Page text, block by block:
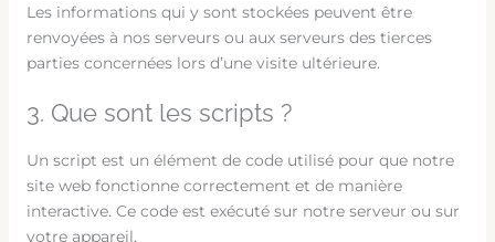
Les informations qui y sont stockées peuvent être
renvoyées à nos serveurs ou aux serveurs des tierces
parties concernées lors d’une visite ultérieure.
3. Que sont les scripts ?
Un script est un élément de code utilisé pour que notre
site web fonctionne correctement et de manière
interactive. Ce code est exécuté sur notre serveur ou sur
votre appareil.